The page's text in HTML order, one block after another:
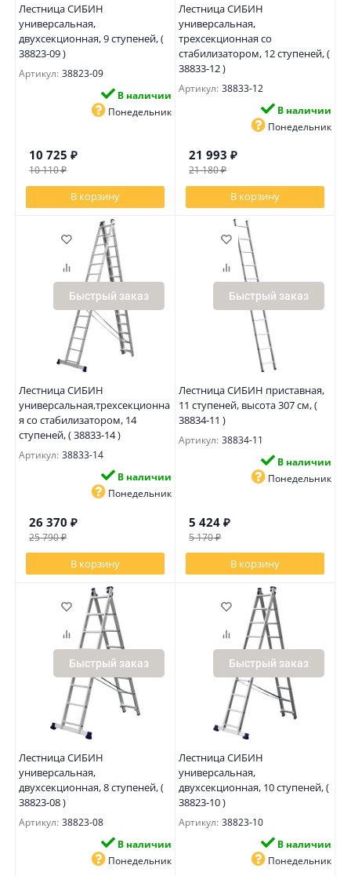
Лестница СИБИН
универсальная,
двухсекционная, 9 ступеней, (
38823-09 )
Артикул: 38823-09
В наличии
Понедельник
10 725 ₽
10 110₽
В корзину
Лестница СИБИН
универсальная,
трехсекционная со
стабилизатором, 12 ступеней, (
38833-12 )
Артикул: 38833-12
В наличии
Понедельник
21 993 ₽
21 180₽
В корзину
Быстрый заказ
Лестница СИБИН
универсальная,трехсекционна
я со стабилизатором, 14
ступеней, ( 38833-14 )
Артикул: 38833-14
В наличии
Понедельник
26 370 ₽
25 790₽
В корзину
Быстрый заказ
Лестница СИБИН приставная,
11 ступеней, высота 307 см, (
38834-11 )
Артикул: 38834-11
В наличии
Понедельник
5 424 ₽
5 170₽
В корзину
Быстрый заказ
Лестница СИБИН
универсальная,
двухсекционная, 8 ступеней, (
38823-08 )
Артикул: 38823-08
В наличии
Понедельник
Быстрый заказ
Лестница СИБИН
универсальная,
двухсекционная, 10 ступеней, (
38823-10 )
Артикул: 38823-10
В наличии
Понедельник